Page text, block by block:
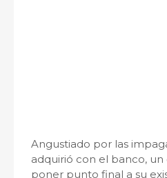
Angustiado por las
adquirió con el banco,
poner punto final a su